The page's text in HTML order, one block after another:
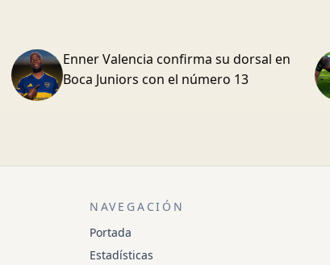
Enner Valencia confirma su dorsal en
Boca Juniors con el número 13
NAVEGACIÓN
Portada
Estadísticas